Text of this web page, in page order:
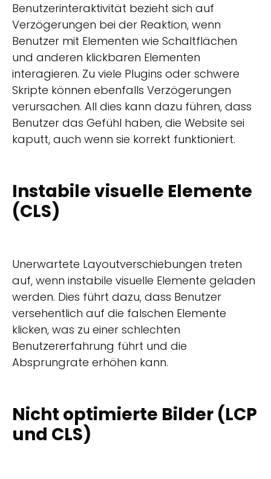
Benutzerinteraktivität bezieht sich auf
Verzögerungen bei der Reaktion, wenn
Benutzer mit Elementen wie Schaltflächen
und anderen klickbaren Elementen
interagieren. Zu viele Plugins oder schwere
Skripte können ebenfalls Verzögerungen
verursachen. All dies kann dazu führen, dass
Benutzer das Gefühl haben, die Website sei
kaputt, auch wenn sie korrekt funktioniert.
Instabile visuelle Elemente
(CLS)
Unerwartete Layoutverschiebungen treten
auf, wenn instabile visuelle Elemente geladen
werden. Dies führt dazu, dass Benutzer
versehentlich auf die falschen Elemente
klicken, was zu einer schlechten
Benutzererfahrung führt und die
Absprungrate erhöhen kann.
Nicht optimierte Bilder (LCP
und CLS)